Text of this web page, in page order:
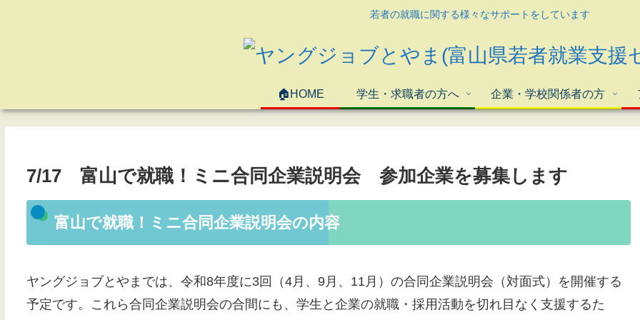
若者の就職に関する様々なサポートをしています
🏠HOME 学生・求職者の方へ 企業・学校関係者の方
7/17 富山で就職！ミニ合同企業説明会 参加企業を募集します
富山で就職！ミニ合同企業説明会の内容
ヤングジョブとやまでは、令和8年度に3回（4月、9月、11月）の合同企業説明会（対面式）を開催する
予定です。これら合同企業説明会の合間にも、学生と企業の就職・採用活動を切れ目なく支援するた